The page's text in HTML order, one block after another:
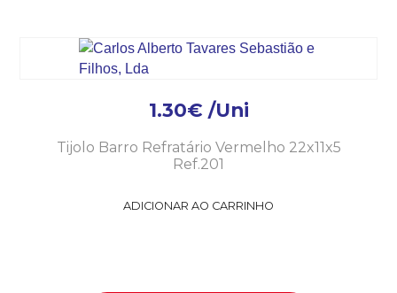
1.30€ /Uni
Tijolo Barro Refratário Vermelho 22x11x5
Ref.201
ADICIONAR AO CARRINHO